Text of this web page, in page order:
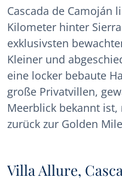
Cascada de Camoján
Kilometer hinter
exklusivsten
Kleiner und
eine locker bebaute
große Privatvillen,
Meerblick bekannt
zurück zur Golden
Villa Allure,